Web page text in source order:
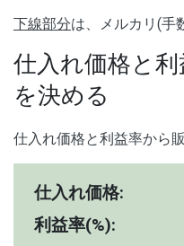
下線部分は、メルカリ(手
仕入れ価格と
を決める
仕入れ価格と利益率から
仕入れ価格:
利益率(%):